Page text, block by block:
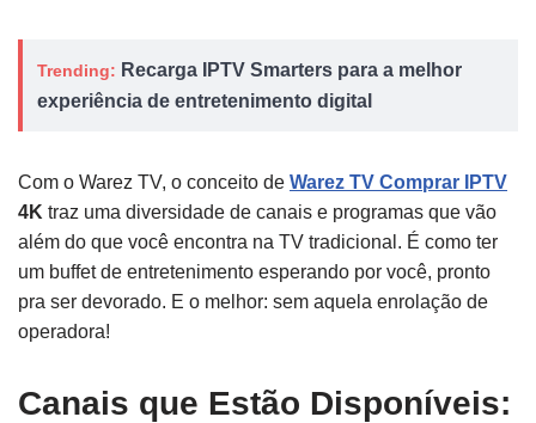
Trending: Recarga IPTV Smarters para a melhor
experiência de entretenimento digital
Com o Warez TV, o conceito de Warez TV Comprar IPTV
4K traz uma diversidade de canais e programas que vão
além do que você encontra na TV tradicional. É como ter
um buffet de entretenimento esperando por você, pronto
pra ser devorado. E o melhor: sem aquela enrolação de
operadora!
Canais que Estão Disponíveis: